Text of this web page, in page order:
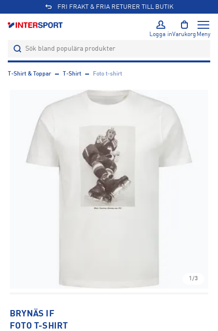
FRI FRAKT & FRIA RETURER TILL BUTIK
Logga inVarukorg Meny
T-Shirt & Toppar T-Shirt Foto t-shirt
1/3
BRYNÄS IF
FOTO T-SHIRT